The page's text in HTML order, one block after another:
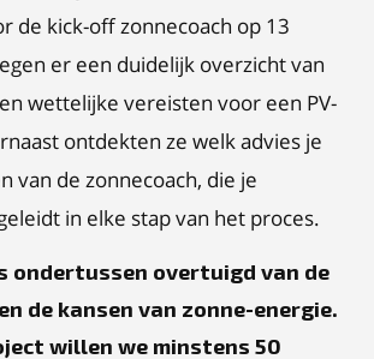
de kick-off zonnecoach op 13
er een duidelijk overzicht van
wettelijke vereisten voor een PV-
ontdekten ze welk advies je
van de zonnecoach, die je
in elke stap van het proces.
ondertussen overtuigd van de
de kansen van zonne-energie.
willen we minstens 50